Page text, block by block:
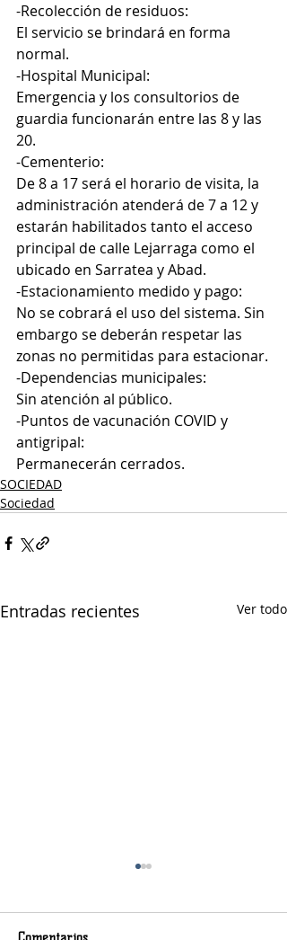
-Recolección de residuos:
El servicio se brindará en forma
normal.
-Hospital Municipal:
Emergencia y los consultorios de
guardia funcionarán entre las 8 y las
20.
-Cementerio:
De 8 a 17 será el horario de visita, la
administración atenderá de 7 a 12 y
estarán habilitados tanto el acceso
principal de calle Lejarraga como el
ubicado en Sarratea y Abad.
-Estacionamiento medido y pago:
No se cobrará el uso del sistema. Sin
embargo se deberán respetar las
zonas no permitidas para estacionar.
-Dependencias municipales:
Sin atención al público.
-Puntos de vacunación COVID y
antigripal:
Permanecerán cerrados.
SOCIEDAD
Sociedad
Entradas recientes Ver todo